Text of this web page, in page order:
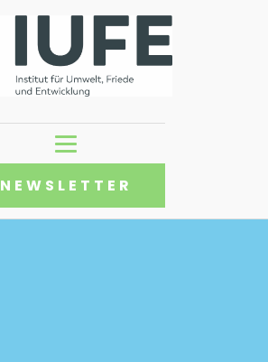
NEWSLETTER